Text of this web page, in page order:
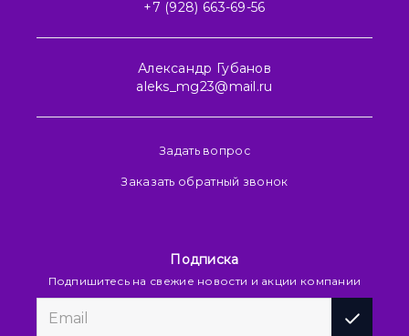
+7 (928) 663-69-56
Александр Губанов
aleks_mg23@mail.ru
Задать вопрос
Заказать обратный звонок
Подписка
Подпишитесь на свежие новости и акции компании